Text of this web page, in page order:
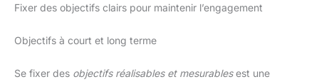
Fixer des objectifs clairs pour maintenir l’engagement
Objectifs à court et long terme
Se fixer des objectifs réalisables et mesurablesest une